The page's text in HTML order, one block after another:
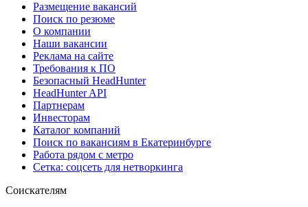
Размещение вакансий
Поиск по резюме
О компании
Наши вакансии
Реклама на сайте
Требования к ПО
Безопасный HeadHunter
HeadHunter API
Партнерам
Инвесторам
Каталог компаний
Поиск по вакансиям в Екатеринбурге
Работа рядом с метро
Сетка: соцсеть для нетворкинга
Соискателям